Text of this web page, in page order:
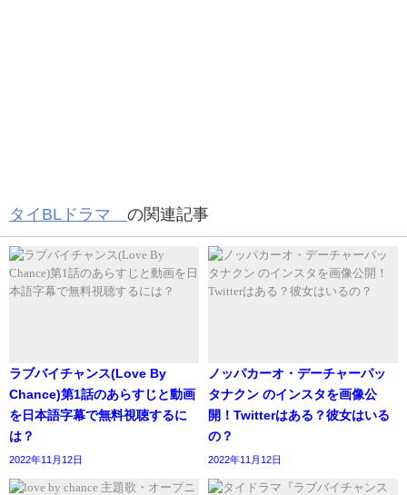
今なら、あのU-NEXT
で話題作『love by chance』が全話
視聴できますよ！
今すぐ試してみる！
Hulu、NETFLIX、U-NEXT、AbemaTV、YouTubeの
ボタンがリモコンに登場したソニーの4Kテレビ『ブ
https://t.co/x6t1xaaGN4
pic.twitter.com/K5Ny38Iyoc
タイBLドラマ の関連記事
ラブバイチャンス(Love By
Chance)第1話のあらすじと動画
を日本語字幕で無料視聴するに
は？
2022年11月12日
ノッパカーオ・デーチャーパッ
タナクン のインスタを画像公
開！Twitterはある？彼女はいる
の？
2022年11月12日